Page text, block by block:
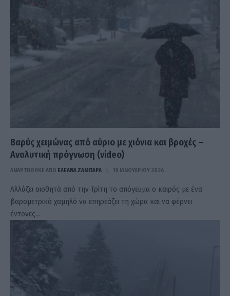
Βαρύς χειμώνας από αύριο με χιόνια και βροχές –
Αναλυτική πρόγνωση (video)
ΑΝΑΡΤΗΘΗΚΕ ΑΠΟ ΕΛΕΑΝΑ ΖΑΜΠΑΡΑ 19 ΙΑΝΟΥΑΡΊΟΥ 2026
Αλλάζει αισθητά από την Τρίτη το απόγευμα ο καιρός με ένα
βαρομετρικό χαμηλό να επηρεάζει τη χώρα και να φέρνει
έντονες…